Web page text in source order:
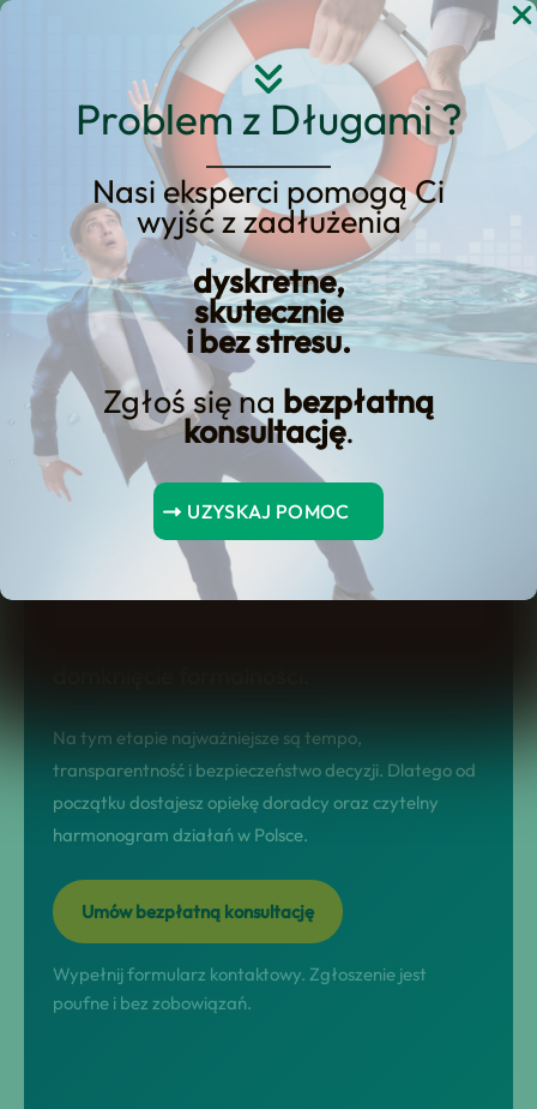
Problem z Długami ?
Nasi eksperci pomogą Ci
wyjść z zadłużenia
dyskretne,
skutecznie
i bez stresu.
Zgłoś się na bezpłatną
konsultację.
UZYSKAJ POMOC
Przejdź
KREDYT123.PL – OFERTA SPRZEDAŻOWA
Rynek kredytów
hipotecznych w Polsce
– Czy stawki rosną?
rynek kredytów hipotecznych w polsce –
czy stawki rosną? to usługa, którą
prowadzimy w modelu nastawionym na
wynik: diagnoza sytuacji, dobór
Na tym etapie najważniejsze są tempo,
transparentność i bezpieczeństwo decyzji. Dlatego od
początku dostajesz opiekę doradcy oraz czytelny
harmonogram działań w Polsce.
Umów bezpłatną konsultację
Wypełnij formularz kontaktowy. Zgłoszenie jest
poufne i bez zobowiązań.